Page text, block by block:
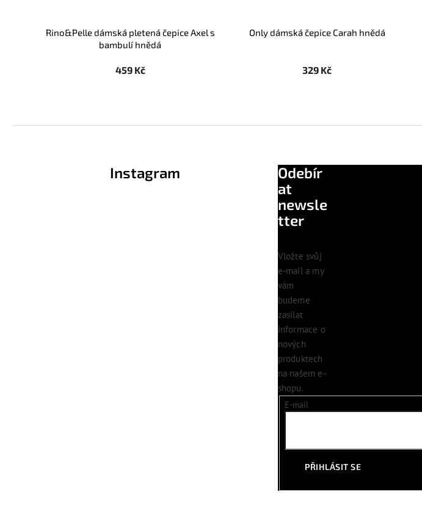
Rino&Pelle dámská pletená čepice Axel s
bambulí hnědá
459 Kč
Only dámská čepice Carah hnědá
329 Kč
Instagram
Odebír
at
newsle
tter
Vložte svůj
e-mail a my
vám
budeme
zasílat
informace o
nových
produktech
na našem e-
shopu.
E-mail
PŘIHLÁSIT SE